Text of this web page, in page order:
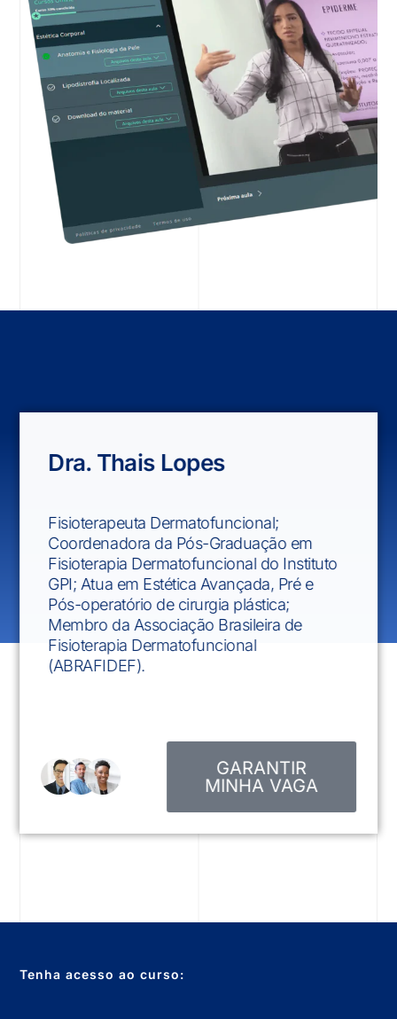
Dra. Thais Lopes
Fisioterapeuta Dermatofuncional;
Coordenadora da Pós-Graduação em
Fisioterapia Dermatofuncional do Instituto
GPI; Atua em Estética Avançada, Pré e
Pós-operatório de cirurgia plástica;
Membro da Associação Brasileira de
Fisioterapia Dermatofuncional
(ABRAFIDEF).
GARANTIR
MINHA VAGA
Tenha acesso ao curso: